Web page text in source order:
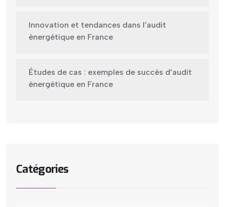
Innovation et tendances dans l’audit
énergétique en France
Études de cas : exemples de succès d’audit
énergétique en France
Catégories